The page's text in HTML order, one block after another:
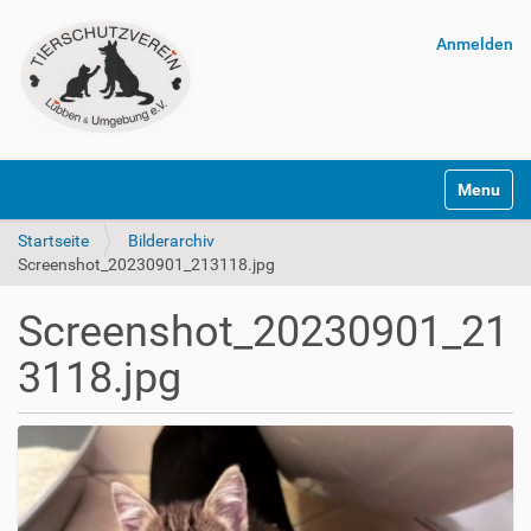
Anmelden
Startseite
Bilderarchiv
Screenshot_20230901_213118.jpg
Screenshot_20230901_21
3118.jpg